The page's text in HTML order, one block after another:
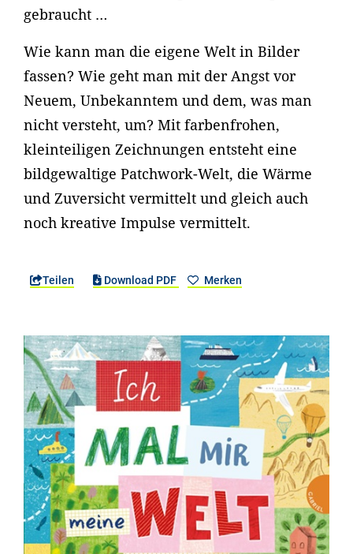
gebraucht …
Wie kann man die eigene Welt in Bilder
fassen? Wie geht man mit der Angst vor
Neuem, Unbekanntem und dem, was man
nicht versteht, um? Mit farbenfrohen,
kleinteiligen Zeichnungen entsteht eine
bildgewaltige Patchwork-Welt, die Wärme
und Zuversicht vermittelt und gleich auch
noch kreative Impulse vermittelt.
Teilen Download PDF Merken